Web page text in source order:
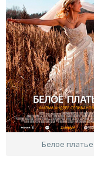
Белое платье